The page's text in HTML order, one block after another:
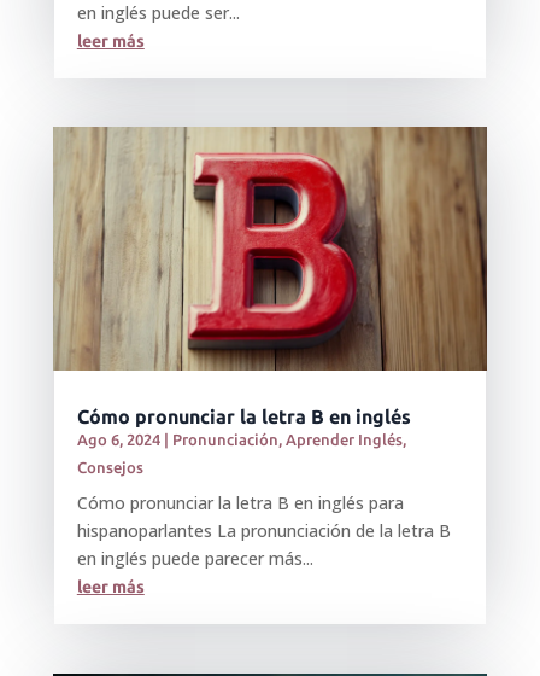
en inglés puede ser...
leer más
Cómo pronunciar la letra B en inglés
Ago 6, 2024| Pronunciación, Aprender Inglés,
Consejos
Cómo pronunciar la letra B en inglés para
hispanoparlantes La pronunciación de la letra B
en inglés puede parecer más...
leer más